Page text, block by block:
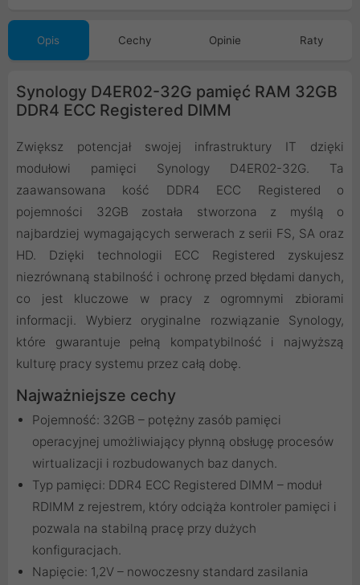
Opis Cechy Opinie Raty
Synology D4ER02-32G pamięć RAM 32GB
DDR4 ECC Registered DIMM
Zwiększ potencjał swojej infrastruktury IT dzięki
modułowi pamięci Synology D4ER02-32G. Ta
zaawansowana kość DDR4 ECC Registered o
pojemności 32GB została stworzona z myślą o
najbardziej wymagających serwerach z serii FS, SA oraz
HD. Dzięki technologii ECC Registered zyskujesz
niezrównaną stabilność i ochronę przed błędami danych,
co jest kluczowe w pracy z ogromnymi zbiorami
informacji. Wybierz oryginalne rozwiązanie Synology,
które gwarantuje pełną kompatybilność i najwyższą
kulturę pracy systemu przez całą dobę.
Najważniejsze cechy
Pojemność: 32GB – potężny zasób pamięci
operacyjnej umożliwiający płynną obsługę procesów
wirtualizacji i rozbudowanych baz danych.
Typ pamięci: DDR4 ECC Registered DIMM – moduł
RDIMM z rejestrem, który odciąża kontroler pamięci i
pozwala na stabilną pracę przy dużych
konfiguracjach.
Napięcie: 1,2V – nowoczesny standard zasilania